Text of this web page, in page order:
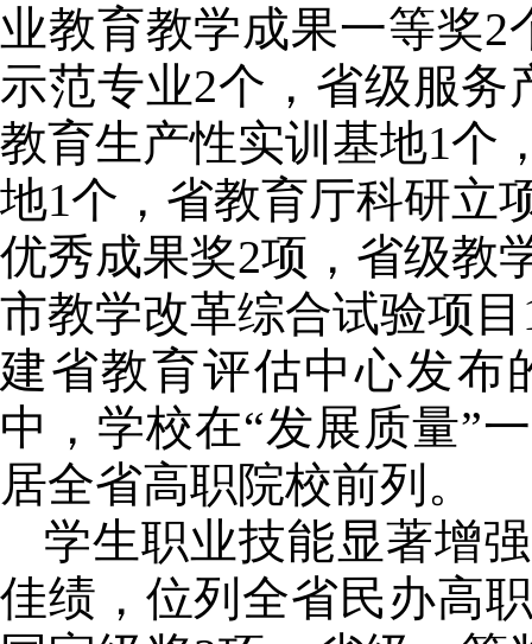
业教育教学成果一等奖2
示范专业2个，省级服务
教育生产性实训基地1个
地1个，省教育厅科研立
优秀成果奖2项，省级教
市教学改革综合试验项目
建省教育评估中心发布
中，学校在“发展质量”
居全省高职院校前列。
学生职业技能显著增
佳绩，位列全省民办高